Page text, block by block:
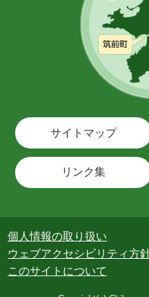
サイトマップ
リンク集
個人情報の取り扱い
ウェブアクセシビリティ方
このサイトについて